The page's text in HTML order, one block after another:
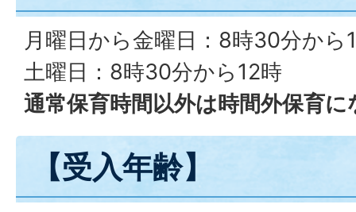
月曜日から金曜日：8時30分から
土曜日：8時30分から12時
通常保育時間以外は時間外保育
【受入年齢】